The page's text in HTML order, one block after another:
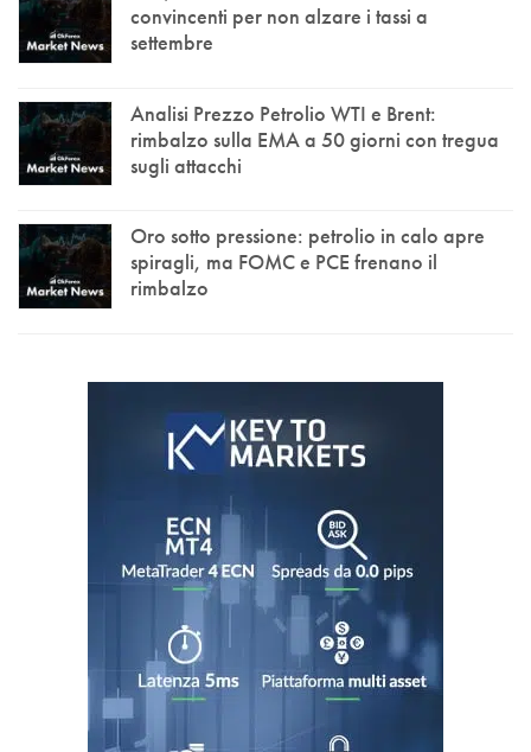
convincenti per non alzare i tassi a
settembre
Analisi Prezzo Petrolio WTI e Brent:
rimbalzo sulla EMA a 50 giorni con tregua
sugli attacchi
Oro sotto pressione: petrolio in calo apre
spiragli, ma FOMC e PCE frenano il
rimbalzo